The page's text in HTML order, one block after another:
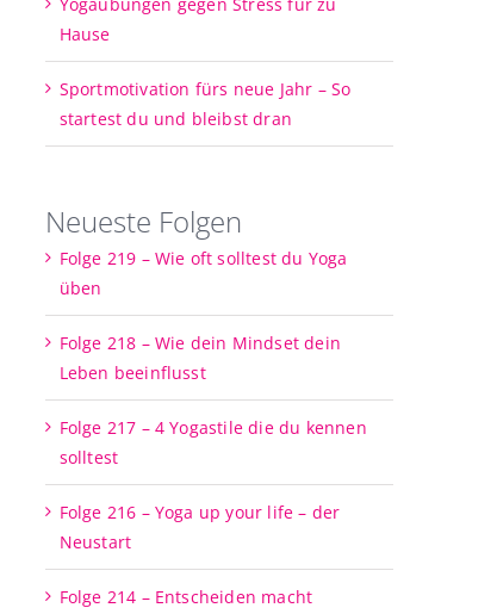
Hause
Sportmotivation fürs neue Jahr – So
startest du und bleibst dran
Neueste Folgen
Folge 219 – Wie oft solltest du Yoga
üben
Folge 218 – Wie dein Mindset dein
Leben beeinflusst
Folge 217 – 4 Yogastile die du kennen
solltest
Folge 216 – Yoga up your life – der
Neustart
Folge 214 – Entscheiden macht